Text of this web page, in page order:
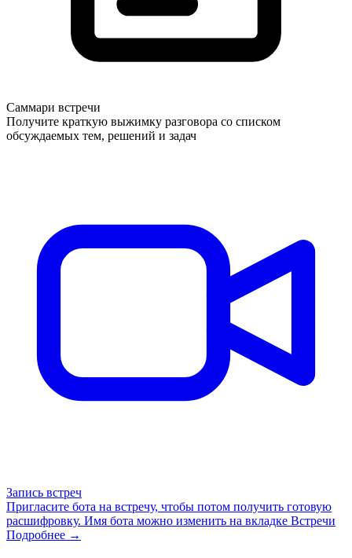
Саммари встречи
Получите краткую выжимку разговора со списком
обсуждаемых тем, решений и задач
Запись встреч
Пригласите бота на встречу, чтобы потом получить готовую
расшифровку. Имя бота можно изменить на вкладке Встречи
Подробнее →